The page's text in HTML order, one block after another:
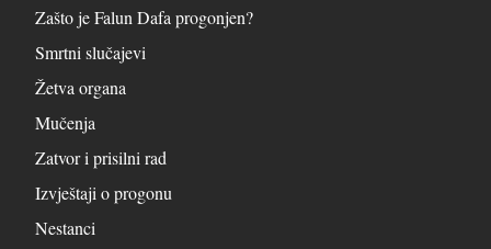
Zašto je Falun Dafa progonjen?
Smrtni slučajevi
Žetva organa
Mučenja
Zatvor i prisilni rad
Izvještaji o progonu
Nestanci